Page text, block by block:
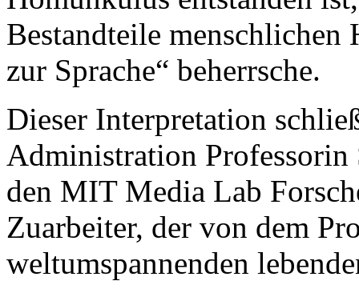
Bestandteile menschlichen
zur Sprache“ beherrsche.
Dieser Interpretation
Administration Professorin
den MIT Media Lab
Zuarbeiter, der von dem
weltumspannenden